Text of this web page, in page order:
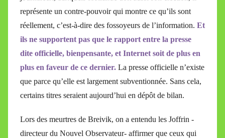
représente un contre-pouvoir qui montre ce qu’ils sont
réellement, c’est-à-dire des fossoyeurs de l’information. Et
ils ne supportent pas que le rapport entre la presse
dite officielle, bienpensante, et Internet soit de plus en
plus en faveur de ce dernier. La presse officielle n’existe
que parce qu’elle est largement subventionnée. Sans cela,
certains titres seraient aujourd’hui en dépôt de bilan.
Lors des meurtres de Breivik, on a entendu les Joffrin -
directeur du Nouvel Observateur- affirmer que ceux qui